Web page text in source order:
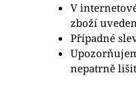
V
zboží
Případné
nepatrně